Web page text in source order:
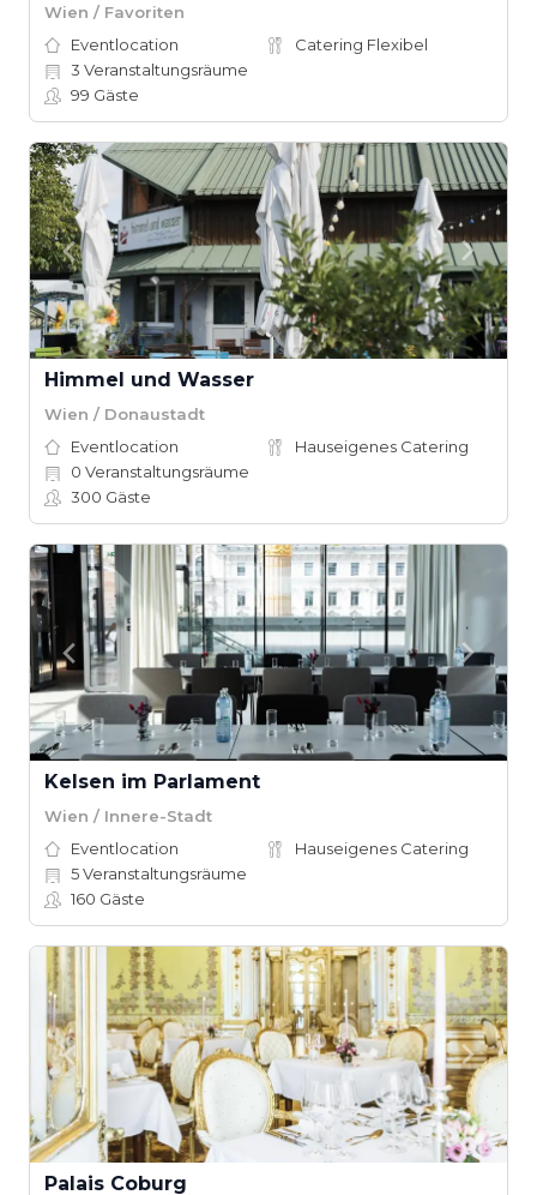
Wien / Favoriten
Eventlocation
Catering Flexibel
3 Veranstaltungsräume
99 Gäste
Himmel und Wasser
Wien / Donaustadt
Eventlocation
Hauseigenes Catering
0 Veranstaltungsräume
300 Gäste
Kelsen im Parlament
Wien / Innere-Stadt
Eventlocation
Hauseigenes Catering
5Veranstaltungsräume
160 Gäste
Palais Coburg